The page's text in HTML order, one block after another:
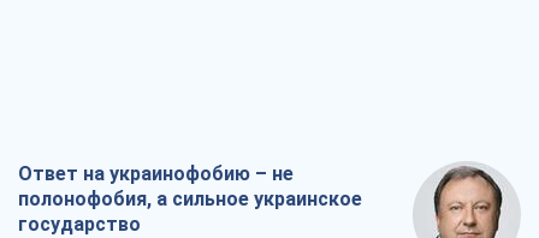
Ответ на украинофобию – не
полонофобия, а сильное украинское
государство